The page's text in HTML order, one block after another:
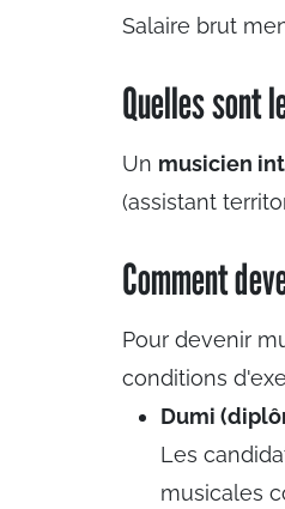
Salaire brut
Quelles sont
Un musicien
(assistant
Comment
Pour devenir
conditions
Dumi
Les
musicales